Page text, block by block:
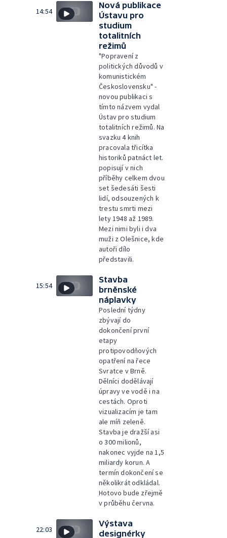
14:54
Nová publikace
Ústavu pro
studium
totalitních
režimů
"Popravení z
politických důvodů v
komunistickém
Československu" -
novou publikaci s
tímto názvem vydal
Ústav pro studium
totalitních režimů. Na
svazku 4 knih
pracovala třicítka
historiků patnáct let.
popisují v nich
příběhy celkem dvou
set šedesáti šesti
lidí, odsouzených k
trestu smrti mezi
lety 1948 až 1989.
Mezi nimi byli i dva
muži z Olešnice, kde
autoři dílo
představili.
15:54
Stavba
brněnské
náplavky
Poslední týdny
zbývají do
dokončení první
etapy
protipovodňových
opatření na řece
Svratce v Brně.
Dělníci dodělávají
úpravy ve vodě i na
cestách. Oproti
vizualizacím je tam
ale míň zeleně.
Stavba je dražší asi
o 300 milionů,
nakonec vyjde na 1,5
miliardy korun. A
termín dokončení se
několikrát odkládal.
Hotovo bude zřejmě
v průběhu června.
22:03
Výstava
designérky